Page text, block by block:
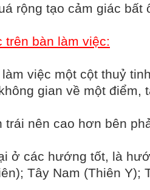
rộng tạo cảm giác bất
trên bàn làm việc:
việc một cột thuỷ
gian về một điểm,
trái nên cao hơn bên
ở các hướng tốt, là
Tây Nam (Thiên Y);